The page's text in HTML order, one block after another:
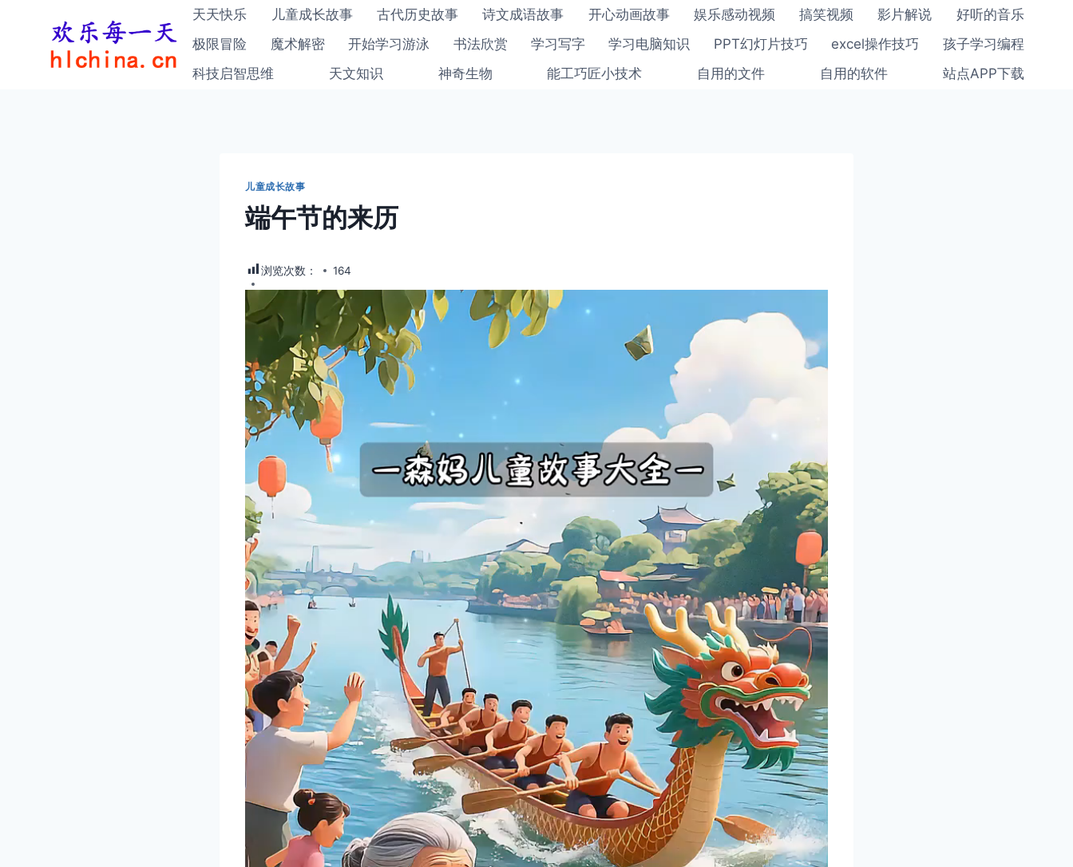
天天快乐 儿童成长故事 古代历史故事 诗文成语故事 开心动画故事 娱乐感动视频 搞笑视频 影片解说
好听的音乐
极限冒险
魔术解密 开始学习游泳 书法欣赏 学习写字 学习电脑知识 PPT幻灯片技巧 excel操作技巧
孩子学习编程
科技启智思维
天文知识 神奇生物 能工巧匠小技术 自用的文件 自用的软件 站点APP下载
儿童成长故事
端午节的来历
浏览次数： 164